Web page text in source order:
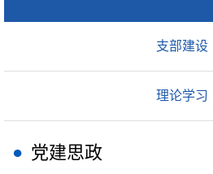
支部建设
理论学习
党建思政